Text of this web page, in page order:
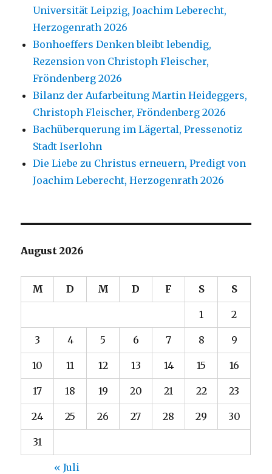
Universität Leipzig, Joachim Leberecht,
Herzogenrath 2026
Bonhoeffers Denken bleibt lebendig,
Rezension von Christoph Fleischer,
Fröndenberg 2026
Bilanz der Aufarbeitung Martin Heideggers,
Christoph Fleischer, Fröndenberg 2026
Bachüberquerung im Lägertal, Pressenotiz
Stadt Iserlohn
Die Liebe zu Christus erneuern, Predigt von
Joachim Leberecht, Herzogenrath 2026
August 2026
M D M D F S S
1 2
3 4 5 6 7 8 9
10 11 12 13 14 15 16
17 18 19 20 21 22 23
24 25 26 27 28 29 30
31
« Juli